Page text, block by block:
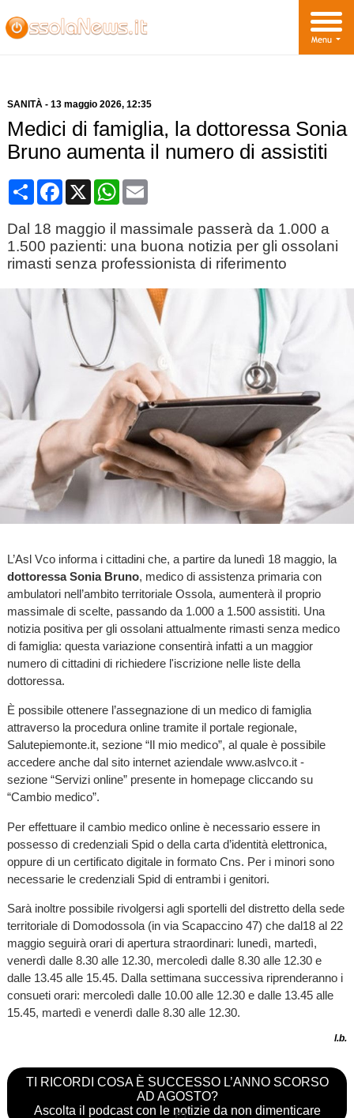
SANITÀ- 13 maggio 2026, 12:35
Medici di famiglia, la dottoressa Sonia
Bruno aumenta il numero di assistiti
CondividiFacebook
X WhatsApp
Email
Dal 18 maggio il massimale passerà da 1.000 a
1.500 pazienti: una buona notizia per gli ossolani
rimasti senza professionista di riferimento
L’Asl Vco informa i cittadini che, a partire da lunedì 18 maggio, la
dottoressa Sonia Bruno, medico di assistenza primaria con
ambulatori nell’ambito territoriale Ossola, aumenterà il proprio
massimale di scelte, passando da 1.000 a 1.500 assistiti. Una
notizia positiva per gli ossolani attualmente rimasti senza medico
di famiglia: questa variazione consentirà infatti a un maggior
numero di cittadini di richiedere l'iscrizione nelle liste della
dottoressa.
È possibile ottenere l’assegnazione di un medico di famiglia
attraverso la procedura online tramite il portale regionale,
Salutepiemonte.it, sezione “Il mio medico”, al quale è possibile
accedere anche dal sito internet aziendale www.aslvco.it -
sezione “Servizi online” presente in homepage cliccando su
“Cambio medico”.
Per effettuare il cambio medico online è necessario essere in
possesso di credenziali Spid o della carta d’identità elettronica,
oppure di un certificato digitale in formato Cns. Per i minori sono
necessarie le credenziali Spid di entrambi i genitori.
Sarà inoltre possibile rivolgersi agli sportelli del distretto della sede
territoriale di Domodossola (in via Scapaccino 47) che dal18 al 22
maggio seguirà orari di apertura straordinari: lunedì, martedì,
venerdì dalle 8.30 alle 12.30, mercoledì dalle 8.30 alle 12.30 e
dalle 13.45 alle 15.45. Dalla settimana successiva riprenderanno i
consueti orari: mercoledì dalle 10.00 alle 12.30 e dalle 13.45 alle
15.45, martedì e venerdì dalle 8.30 alle 12.30.
l.b.
TI RICORDI COSA È SUCCESSO L’ANNO SCORSO
AD AGOSTO?
Ascolta il podcast con le notizie da non dimenticare